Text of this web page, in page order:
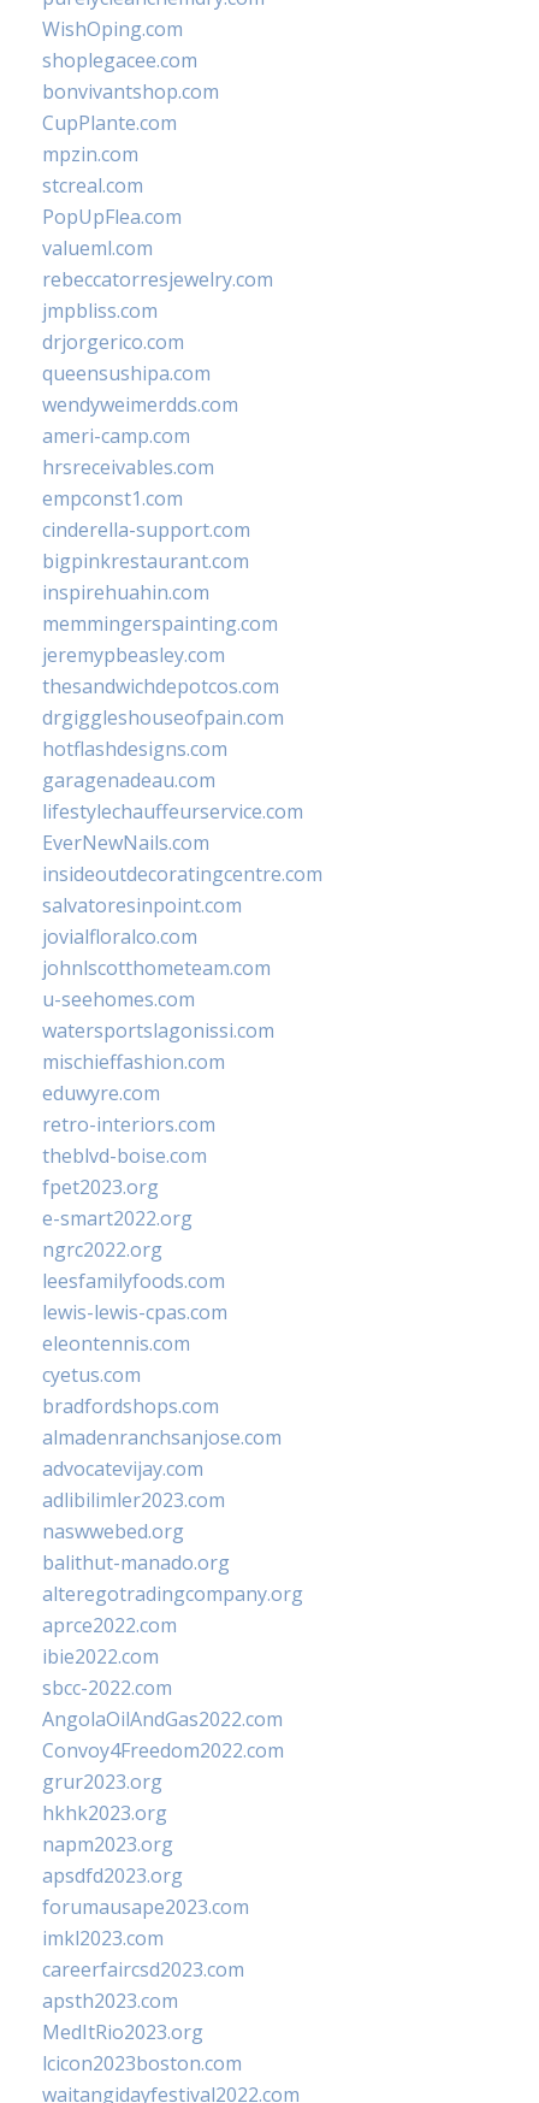
WishOping.com
shoplegacee.com
bonvivantshop.com
CupPlante.com
mpzin.com
stcreal.com
PopUpFlea.com
valueml.com
rebeccatorresjewelry.com
jmpbliss.com
drjorgerico.com
queensushipa.com
wendyweimerdds.com
ameri-camp.com
hrsreceivables.com
empconst1.com
cinderella-support.com
bigpinkrestaurant.com
inspirehuahin.com
memmingerspainting.com
jeremypbeasley.com
thesandwichdepotcos.com
drgiggleshouseofpain.com
hotflashdesigns.com
garagenadeau.com
lifestylechauffeurservice.com
EverNewNails.com
insideoutdecoratingcentre.com
salvatoresinpoint.com
jovialfloralco.com
johnlscotthometeam.com
u-seehomes.com
watersportslagonissi.com
mischieffashion.com
eduwyre.com
retro-interiors.com
theblvd-boise.com
fpet2023.org
e-smart2022.org
ngrc2022.org
leesfamilyfoods.com
lewis-lewis-cpas.com
eleontennis.com
cyetus.com
bradfordshops.com
almadenranchsanjose.com
advocatevijay.com
adlibilimler2023.com
naswwebed.org
balithut-manado.org
alteregotradingcompany.org
aprce2022.com
ibie2022.com
sbcc-2022.com
AngolaOilAndGas2022.com
Convoy4Freedom2022.com
grur2023.org
hkhk2023.org
napm2023.org
apsdfd2023.org
forumausape2023.com
imkl2023.com
careerfaircsd2023.com
apsth2023.com
MedItRio2023.org
lcicon2023boston.com
waitangidayfestival2022.com